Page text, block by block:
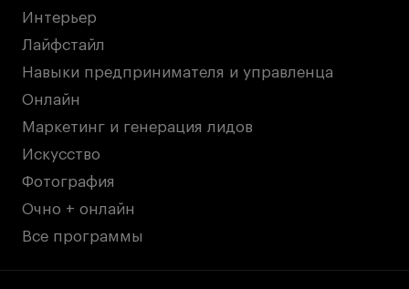
Политика конфиденциальности
Публичная оферта
Условия возврата
Кредит на образование с господдержкой
Лицензия на осуществление образовательной
Интерьер
Лайфстайл
Навыки предпринимателя и управленца
Онлайн
Маркетинг и генерация лидов
Искусство
Фотография
Очно + онлайн
Все программы